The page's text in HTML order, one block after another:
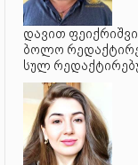
დავით
ბოლო
სულ